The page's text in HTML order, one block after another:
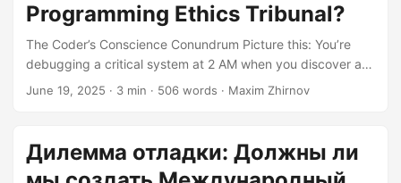
Programming Ethics Tribunal?
The Coder’s Conscience Conundrum Picture this: You’re
debugging a critical system at 2 AM when you discover a
backdoor that could access millions of user photos. Your
The question isn’t whether programmers face ethical
dilemmas, but why we’re still treating them like solo players
June 19, 2025 · 3 min · 506 words · Maxim Zhirnov
Дилемма отладки: Должны ли